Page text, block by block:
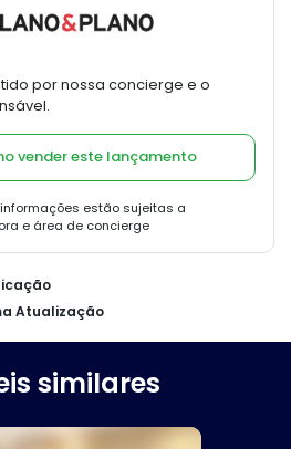
por nossa concierge e o
vender este lançamento
estão sujeitas a
e área de concierge
Atualização
similares